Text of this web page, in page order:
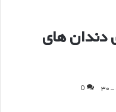
دندان های
0